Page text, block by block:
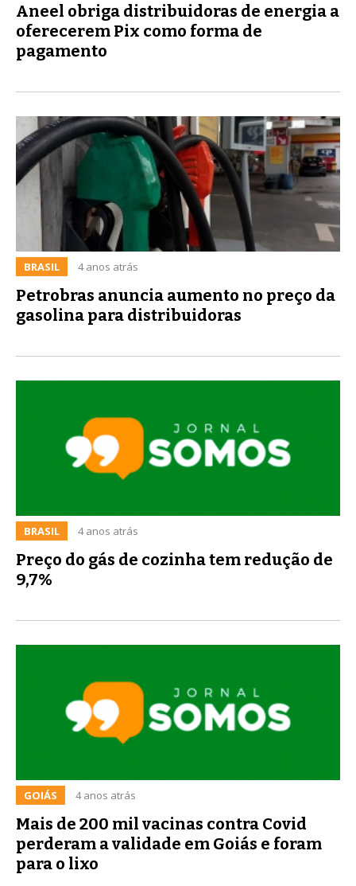
Aneel obriga distribuidoras de energia a
oferecerem Pix como forma de
pagamento
BRASIL 4 anos atrás
Petrobras anuncia aumento no preço da
gasolina para distribuidoras
BRASIL 4 anos atrás
Preço do gás de cozinha tem redução de
9,7%
GOIÁS 4 anos atrás
Mais de 200 mil vacinas contra Covid
perderam a validade em Goiás e foram
para o lixo